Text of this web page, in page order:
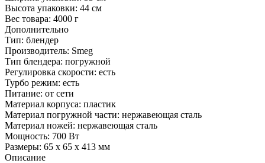
Высота упаковки: 44 см
Вес товара: 4000 г
Дополнительно
Тип: блендер
Производитель: Smeg
Тип блендера: погружной
Регулировка скорости: есть
Турбо режим: есть
Питание: от сети
Материал корпуса: пластик
Материал погружной части: нержавеющая сталь
Материал ножей: нержавеющая сталь
Мощность: 700 Вт
Размеры: 65 х 65 х 413 мм
Описание